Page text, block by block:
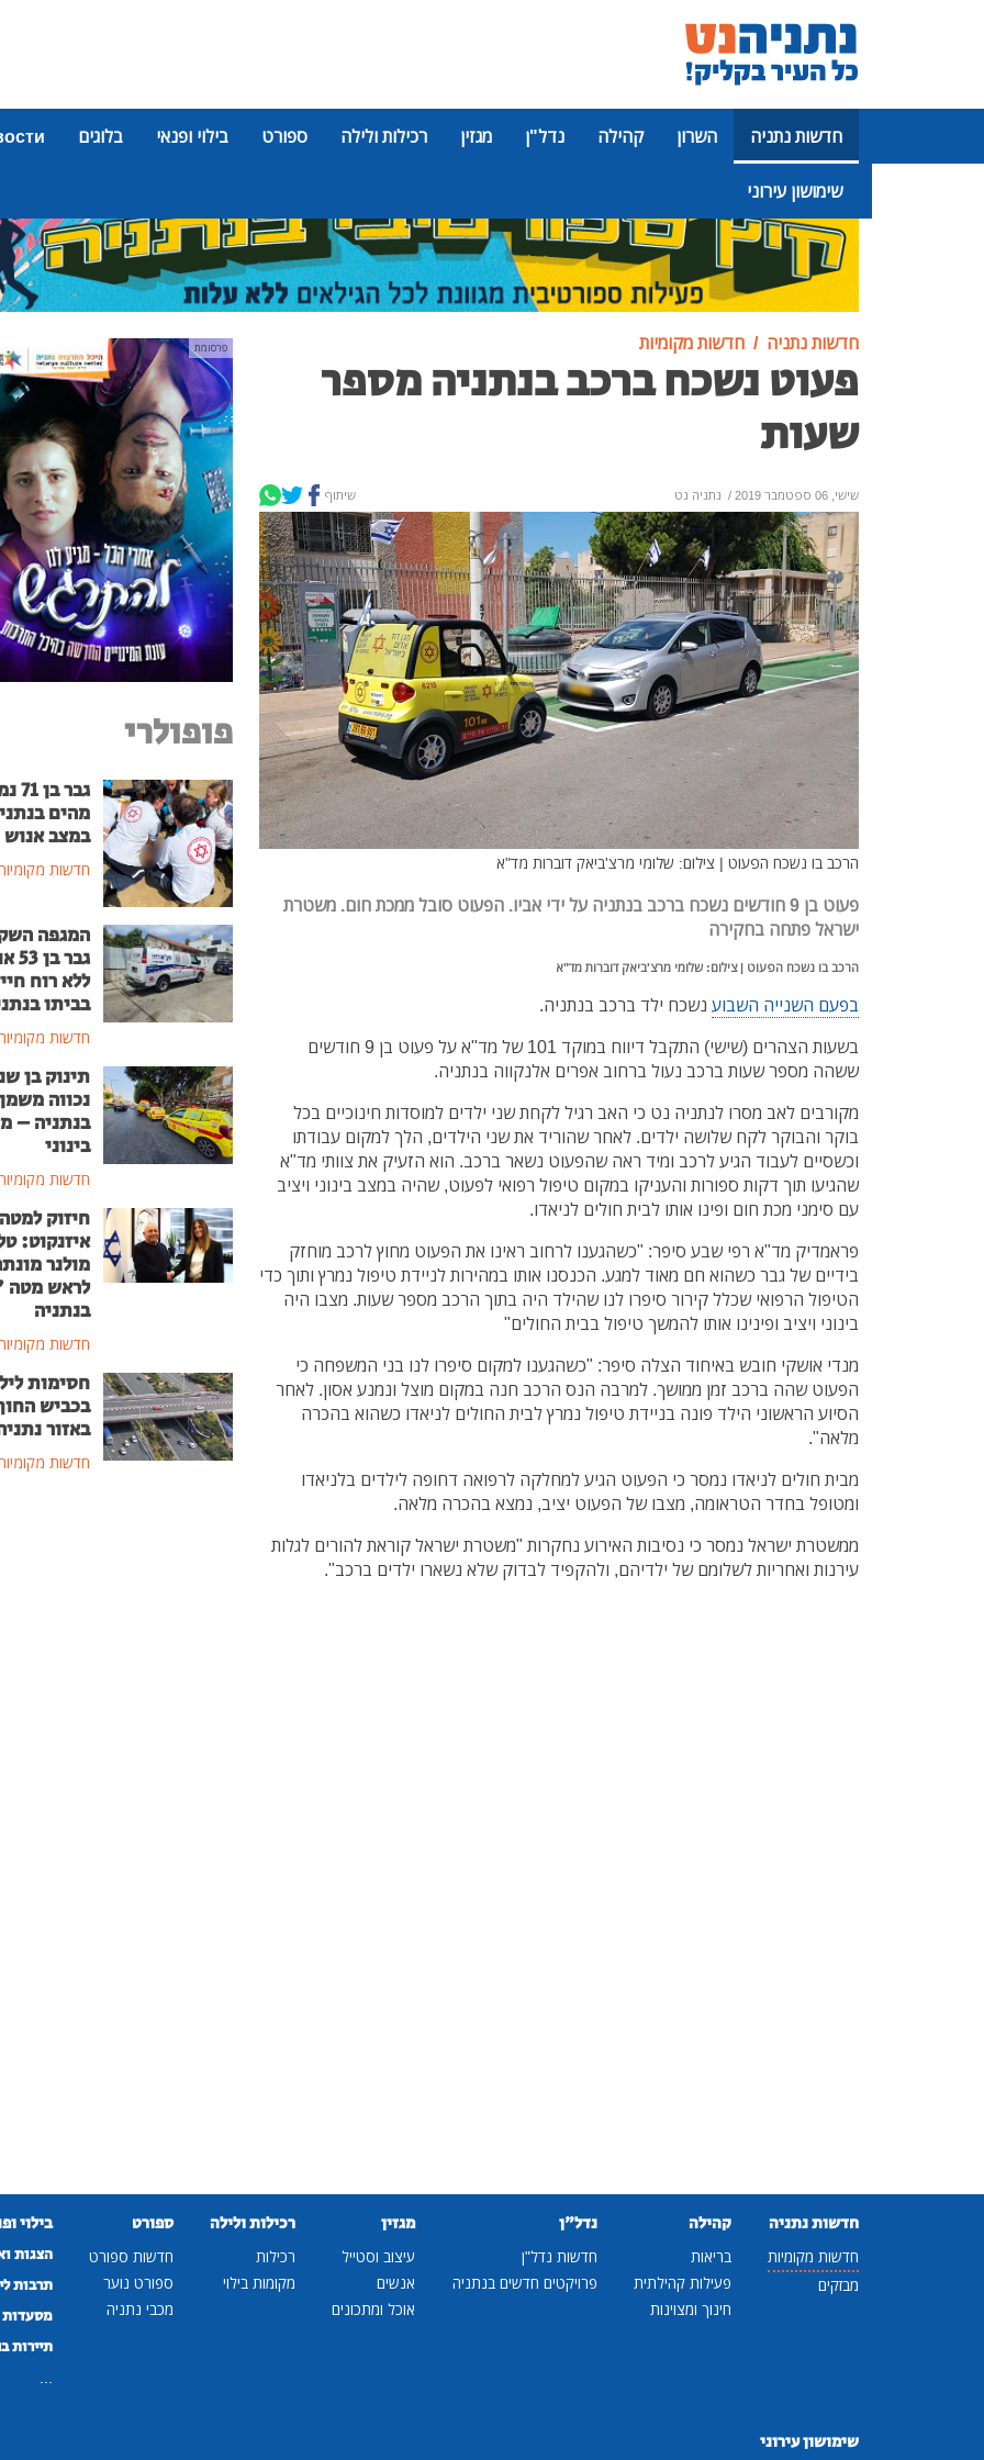
חדשות נתניה השרון קהילה נדל"ן מגזין רכילות ולילה ספורט בילוי ופנאי בלוגים
שימושון עירוני
פרסומת
חדשות נתניה חדשות מקומיות
פעוט נשכח ברכב בנתניה מספר
שעות
שישי, 06 ספטמבר 2019 / נתניה נט שיתוף
הרכב בו נשכח הפעוט | צילום: שלומי מרצ'ביאק דוברות מד"א
פעוט בן 9 חודשים נשכח ברכב בנתניה על ידי אביו. הפעוט סובל ממכת חום. משטרת
ישראל פתחה בחקירה
הרכב בו נשכח הפעוט | צילום: שלומי מרצ'ביאק דוברות מד"א
בפעם השנייה השבוע נשכח ילד ברכב בנתניה.
בשעות הצהרים (שישי) התקבל דיווח במוקד 101 של מד"א על פעוט בן 9 חודשים
ששהה מספר שעות ברכב נעול ברחוב אפרים אלנקווה בנתניה.
מקורבים לאב מסרו לנתניה נט כי האב רגיל לקחת שני ילדים למוסדות חינוכיים בכל
בוקר והבוקר לקח שלושה ילדים. לאחר שהוריד את שני הילדים, הלך למקום עבודתו
וכשסיים לעבוד הגיע לרכב ומיד ראה שהפעוט נשאר ברכב. הוא הזעיק את צוותי מד"א
שהגיעו תוך דקות ספורות והעניקו במקום טיפול רפואי לפעוט, שהיה במצב בינוני ויציב
עם סימני מכת חום ופינו אותו לבית חולים לניאדו.
פראמדיק מד"א רפי שבע סיפר: "כשהגענו לרחוב ראינו את הפעוט מחוץ לרכב מוחזק
בידיים של גבר כשהוא חם מאוד למגע. הכנסנו אותו במהירות לניידת טיפול נמרץ ותוך כדי
הטיפול הרפואי שכלל קירור סיפרו לנו שהילד היה בתוך הרכב מספר שעות. מצבו היה
בינוני ויציב ופינינו אותו להמשך טיפול בבית החולים"
מנדי אושקי חובש באיחוד הצלה סיפר: "כשהגענו למקום סיפרו לנו בני המשפחה כי
הפעוט שהה ברכב זמן ממושך. למרבה הנס הרכב חנה במקום מוצל ונמנע אסון. לאחר
הסיוע הראשוני הילד פונה בניידת טיפול נמרץ לבית החולים לניאדו כשהוא בהכרה
מלאה".
מבית חולים לניאדו נמסר כי הפעוט הגיע למחלקה לרפואה דחופה לילדים בלניאדו
ומטופל בחדר הטראומה, מצבו של הפעוט יציב, נמצא בהכרה מלאה.
ממשטרת ישראל נמסר כי נסיבות האירוע נחקרות "משטרת ישראל קוראת להורים לגלות
עירנות ואחריות לשלומם של ילדיהם, ולהקפיד לבדוק שלא נשארו ילדים ברכב".
פרסומת
פופולרי
גבר
מהים
במצב אנוש
חדשות
המגפה
גבר
ללא רוח
בביתו
חדשות
תינוק בן
נכווה
בנתניה –
בינוני
חדשות
חיזוק למטה
איזנקוט:
מולנר
לראש
בנתניה
חדשות
חסימות
בכביש
באזור
חדשות
חדשות נתניה
חדשות מקומיות
מבזקים
קהילה
בריאות
פעילות קהילתית
חינוך ומצוינות
נדל"ן
חדשות נדל"ן
פרויקטים חדשים בנתניה
מגזין
עיצוב וסטייל
אנשים
אוכל ומתכונים
רכילות ולילה
רכילות
מקומות בילוי
ספורט
חדשות ספורט
ספורט נוער
מכבי נתניה
בילוי
הצגות
תרבות
מסעדות
תיירות
שימושון עירוני